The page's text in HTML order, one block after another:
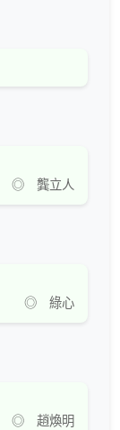
◎ 龔立人
◎ 綠心
◎ 趙煥明